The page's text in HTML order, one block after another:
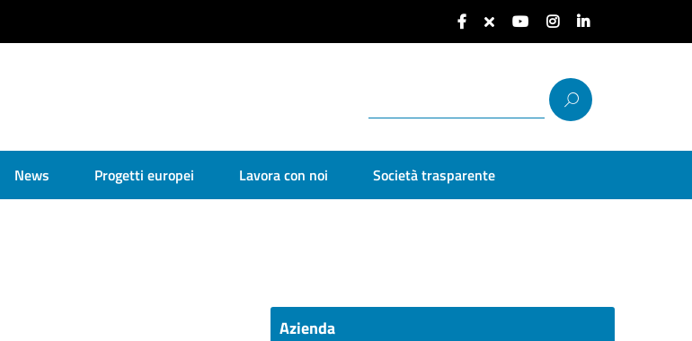
News Progetti europei Lavora con noi Società trasparente
Azienda